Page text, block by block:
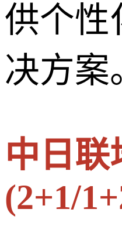
供个性
决方案
中日联
(2+1/